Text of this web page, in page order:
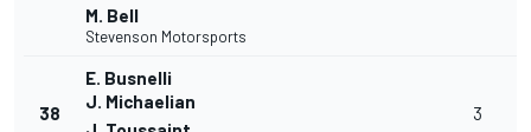
M. Bell
Stevenson Motorsports
38
E. Busnelli
J. Michaelian
3